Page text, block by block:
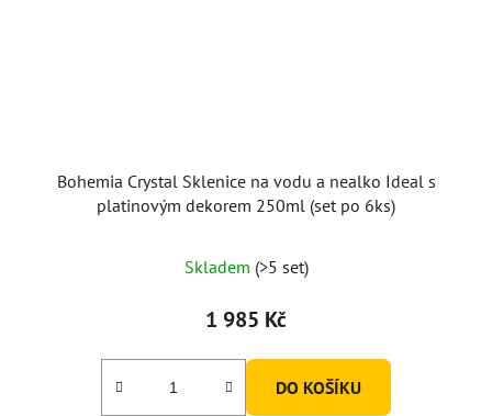
Bohemia Crystal Sklenice na vodu a nealko Ideal s
platinovým dekorem 250ml (set po 6ks)
Skladem (>5 set)
1 985 Kč
DO KOŠÍKU